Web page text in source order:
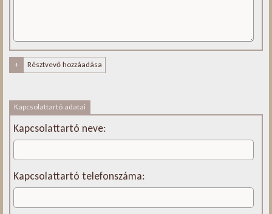
+ Résztvevő hozzáadása
Kapcsolattartó adatai
Kapcsolattartó neve:
Kapcsolattartó telefonszáma: